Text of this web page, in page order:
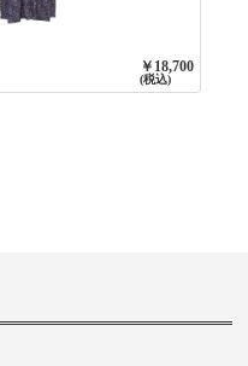
3800NAVY BASE
￥18,700
(税込)